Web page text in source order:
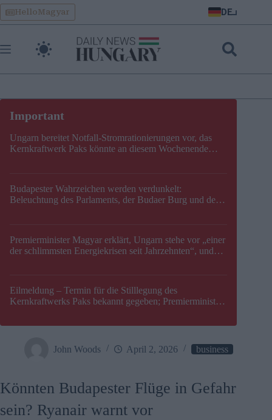
Skip
to
content
HelloMagyar DE
Ungarn bereitet Notfall-Stromrationierungen vor, das
Kernkraftwerk Paks könnte an diesem Wochenende
Budapester Wahrzeichen werden verdunkelt:
Beleuchtung des Parlaments, der Budaer Burg und der
Premierminister Magyar erklärt, Ungarn stehe vor „einer
der schlimmsten Energiekrisen seit Jahrzehnten“, und
Eilmeldung – Termin für die Stilllegung des
Kernkraftwerks Paks bekannt gegeben; Premierminister
John Woods April 2, 2026 business
Könnten Budapester Flüge in Gefahr
sein? Ryanair warnt vor